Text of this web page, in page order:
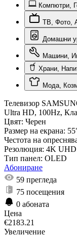
Компютри,
ТВ, Фото,
Домашни
Машини,
Храни,
Мода,
Телевизор
Ultra HD, 100Hz,
Цвят: Черен
Размер на екрана:
Честота на
Резолюция: 4K UHD
Тип панел: OLED
Абониране
59 прегледа
75 посещения
0 абоната
Цена
€2183.21
Увеличение